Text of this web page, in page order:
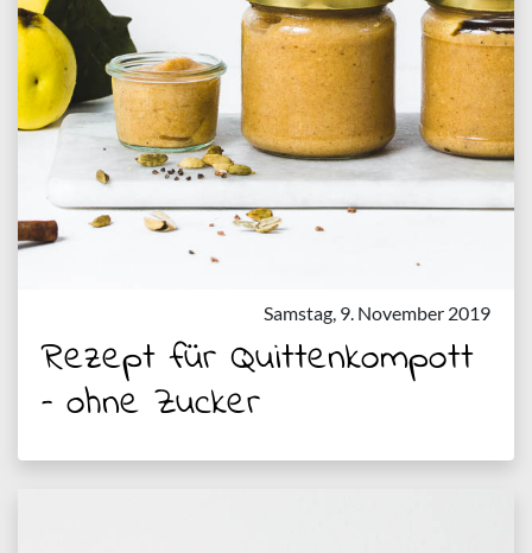
Samstag, 9. November 2019
Rezept für Quittenkompott
– ohne Zucker